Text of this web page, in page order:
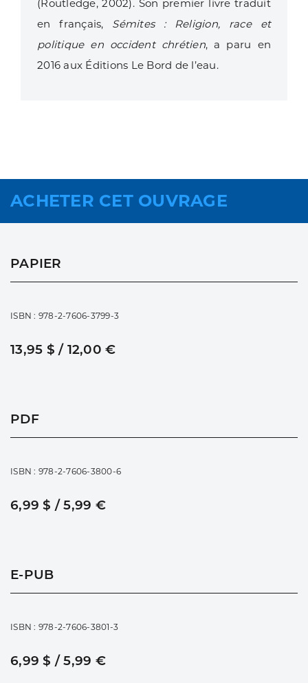
(Routledge, 2002). Son premier livre traduit
en français, Sémites : Religion, race et
politique en occident chrétien, a paru en
2016 aux Éditions Le Bord de l’eau.
ACHETER CET OUVRAGE
PAPIER
ISBN : 978-2-7606-3799-3
13,95 $ / 12,00 €
PDF
ISBN : 978-2-7606-3800-6
6,99 $ / 5,99 €
E-PUB
ISBN : 978-2-7606-3801-3
6,99 $ / 5,99 €